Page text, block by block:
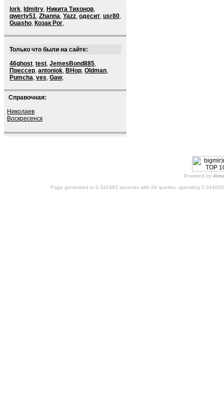
lork, ldmitry, Никита Тихонов,
qwerty51, Zhanna, Yazz, одесит, usr80,
Guasho, Козак Рог,
Только что были на сайте:
46ghost, test, JemesBond885,
Прессер, antoniok, BHop, Oldman,
Pumcha, ves, Gaw,
Справочная:
Николаев
Воскресенск
Powered by
Page generated in 0.342483 seconds with 24 queries, spending